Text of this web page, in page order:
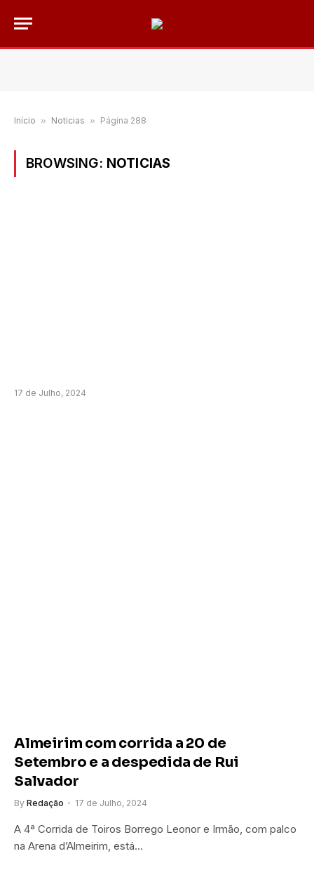
Início » Noticias » Página 288
BROWSING: NOTICIAS
17 de Julho, 2024
Almeirim com corrida a 20 de
Setembro e a despedida de Rui
Salvador
By Redação 17 de Julho, 2024
A 4ª Corrida de Toiros Borrego Leonor e Irmão, com palco
na Arena d’Almeirim, está…